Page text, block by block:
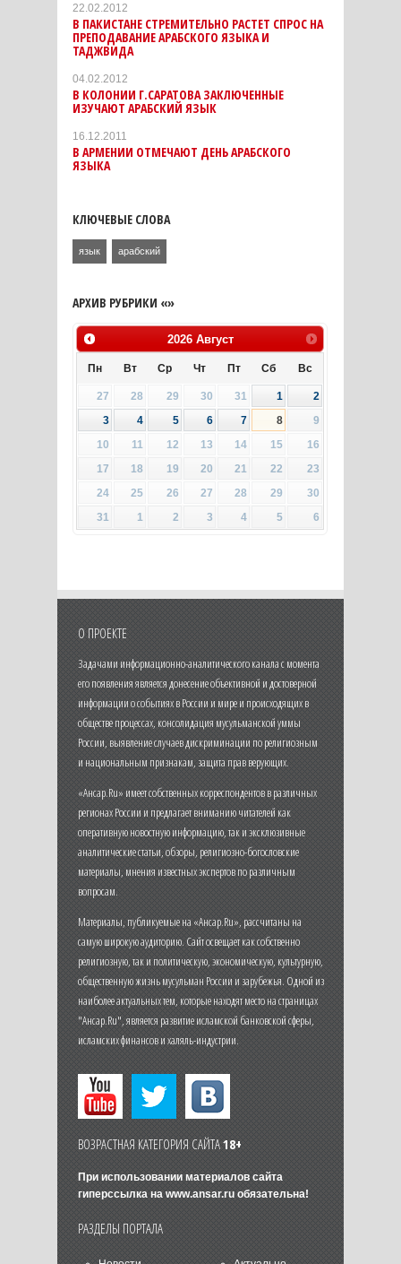
22.02.2012
В ПАКИСТАНЕ СТРЕМИТЕЛЬНО РАСТЕТ СПРОС НА
ПРЕПОДАВАНИЕ АРАБСКОГО ЯЗЫКА И
ТАДЖВИДА
04.02.2012
В КОЛОНИИ Г.САРАТОВА ЗАКЛЮЧЕННЫЕ
ИЗУЧАЮТ АРАБСКИЙ ЯЗЫК
16.12.2011
В АРМЕНИИ ОТМЕЧАЮТ ДЕНЬ АРАБСКОГО
ЯЗЫКА
КЛЮЧЕВЫЕ СЛОВА
язык арабский
АРХИВ РУБРИКИ «»
2026 Август
Пн Вт Ср Чт Пт Сб Вс
27 28 29 30 31 1
2
3
4 5 6 7 8
9
10
11 12 13 14 15
16
17
18 19 20 21 22
23
24
25 26 27 28 29
30
31
1 2 3 4 5 6
О ПРОЕКТЕ
Задачами информационно-аналитического канала с момента
его появления является донесение объективной и достоверной
информации о событиях в России и мире и происходящих в
обществе процессах, консолидация мусульманской уммы
России, выявление случаев дискриминации по религиозным
и национальным признакам, защита прав верующих.
«Ансар.Ru» имеет собственных корреспондентов в различных
регионах России и предлагает вниманию читателей как
оперативную новостную информацию, так и эксклюзивные
аналитические статьи, обзоры, религиозно-богословские
материалы, мнения известных экспертов по различным
вопросам.
Материалы, публикуемые на «Ансар.Ru», рассчитаны на
самую широкую аудиторию. Сайт освещает как собственно
религиозную, так и политическую, экономическую, культурную,
общественную жизнь мусульман России и зарубежья. Одной из
наиболее актуальных тем, которые находят место на страницах
"Ансар.Ru", является развитие исламской банковской сферы,
исламских финансов и халяль-индустрии.
ВОЗРАСТНАЯ КАТЕГОРИЯ САЙТА18+
При использовании материалов сайта
гиперссылка на www.ansar.ruобязательна!
РАЗДЕЛЫ ПОРТАЛА